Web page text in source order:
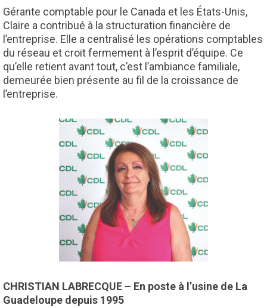
Gérante comptable pour le Canada et les États-Unis,
Claire a contribué à la structuration financière de
l’entreprise. Elle a centralisé les opérations comptables
du réseau et croit fermement à l’esprit d’équipe. Ce
qu’elle retient avant tout, c’est l’ambiance familiale,
demeurée bien présente au fil de la croissance de
l’entreprise.
CHRISTIAN LABRECQUE – En poste à l’usine de La
Guadeloupe depuis 1995